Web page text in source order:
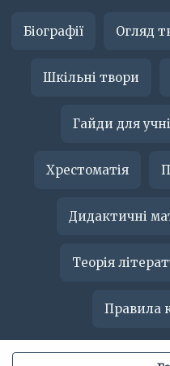
Біографії Огляд
Шкільні твори
Гайди для
Хрестоматія
Дидактичні
Теорія
Правила